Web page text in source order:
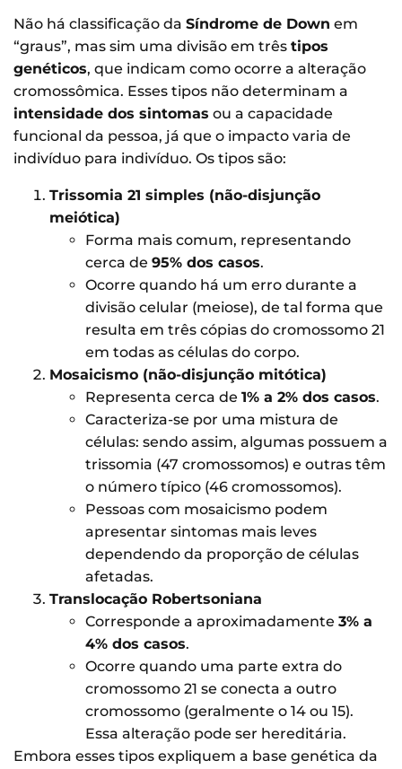
Não há classificação da Síndrome de Down em
“graus”, mas sim uma divisão em três tipos
genéticos, que indicam como ocorre a alteração
cromossômica. Esses tipos não determinam a
intensidade dos sintomas ou a capacidade
funcional da pessoa, já que o impacto varia de
indivíduo para indivíduo. Os tipos são:
Trissomia 21 simples (não-disjunção
meiótica)
Forma mais comum, representando
cerca de 95% dos casos.
Ocorre quando há um erro durante a
divisão celular (meiose), de tal forma que
resulta em três cópias do cromossomo 21
em todas as células do corpo.
Mosaicismo (não-disjunção mitótica)
Representa cerca de 1% a 2% dos casos.
Caracteriza-se por uma mistura de
células: sendo assim, algumas possuem a
trissomia (47 cromossomos) e outras têm
o número típico (46 cromossomos).
Pessoas com mosaicismo podem
apresentar sintomas mais leves
dependendo da proporção de células
afetadas.
Translocação Robertsoniana
Corresponde a aproximadamente 3% a
4% dos casos.
Ocorre quando uma parte extra do
cromossomo 21 se conecta a outro
cromossomo (geralmente o 14 ou 15).
Essa alteração pode ser hereditária.
Embora esses tipos expliquem a base genética da